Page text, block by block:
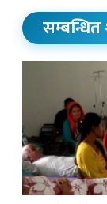
सम्बन्धित